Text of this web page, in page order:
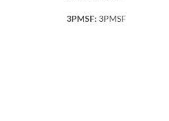
3PMSF: 3PMSF